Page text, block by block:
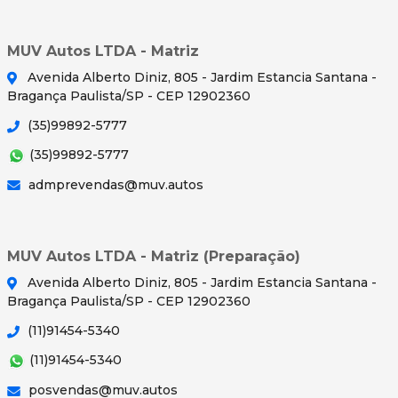
MUV Autos LTDA - Matriz
Avenida Alberto Diniz, 805 - Jardim Estancia Santana -
Bragança Paulista/SP - CEP 12902360
(35)99892-5777
(35)99892-5777
admprevendas@muv.autos
MUV Autos LTDA - Matriz (Preparação)
Avenida Alberto Diniz, 805 - Jardim Estancia Santana -
Bragança Paulista/SP - CEP 12902360
(11)91454-5340
(11)91454-5340
posvendas@muv.autos